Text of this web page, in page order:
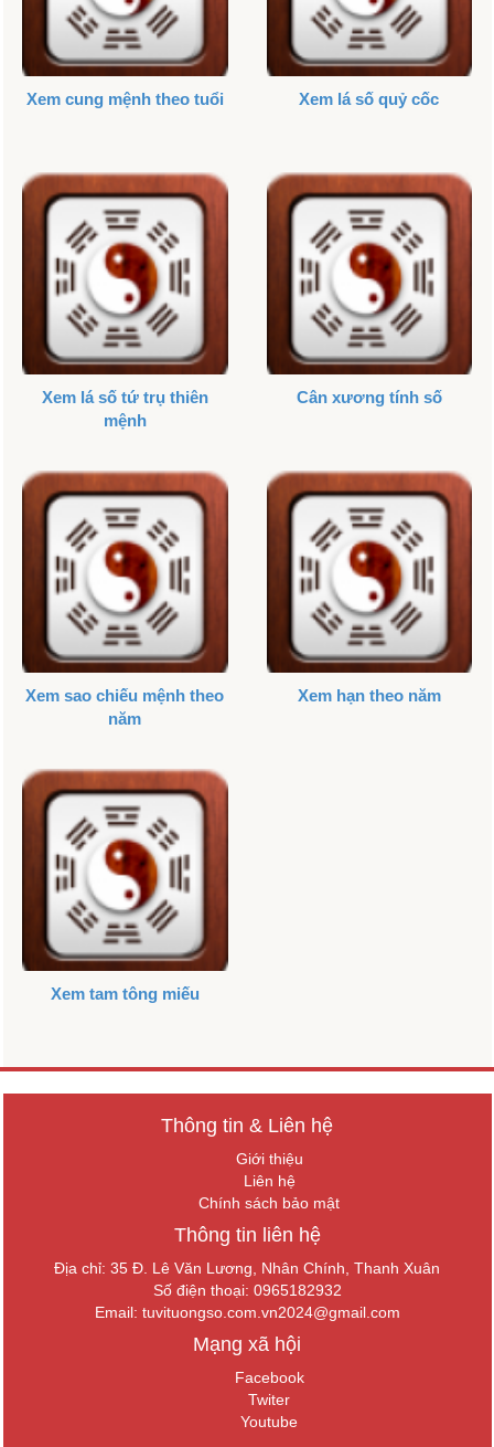
Xem cung mệnh theo tuổi Xem lá số quỷ cốc
Xem lá số tứ trụ thiên
mệnh
Cân xương tính số
Xem sao chiếu mệnh theo
năm
Xem hạn theo năm
Xem tam tông miếu
Thông tin & Liên hệ
Giới thiệu
Liên hệ
Chính sách bảo mật
Thông tin liên hệ
Địa chỉ: 35 Đ. Lê Văn Lương, Nhân Chính, Thanh Xuân
Số điện thoại: 0965182932
Email: tuvituongso.com.vn2024@gmail.com
Mạng xã hội
Facebook
Twiter
Youtube